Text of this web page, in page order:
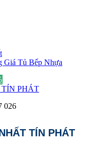
Giá Tủ Bếp Nhựa
026
TÍN PHÁT